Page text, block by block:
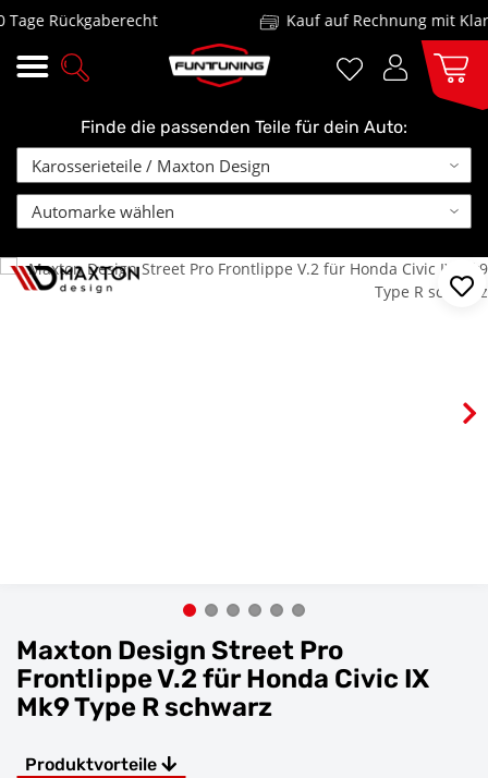
Rückgaberecht Kauf auf Rechnung mit
Finde die passenden Teile für dein Auto:
Maxton Design Street Pro
Frontlippe V.2 für Honda Civic IX
Mk9 Type R schwarz
Produktvorteile